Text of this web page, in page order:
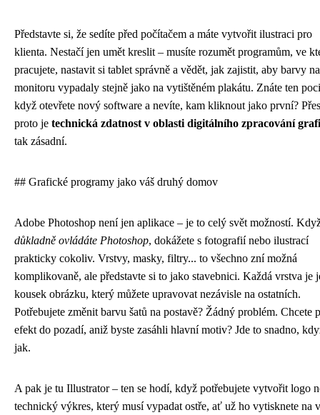
Představte si, že sedíte před počítačem a máte vytvořit ilustraci pro
klienta. Nestačí jen umět kreslit – musíte rozumět programům, ve
pracujete, nastavit si tablet správně a vědět, jak zajistit, aby barvy na
monitoru vypadaly stejně jako na vytištěném plakátu. Znáte ten
když otevřete nový software a nevíte, kam kliknout jako první?
proto je technická zdatnost v oblasti digitálního zpracování
tak zásadní.
## Grafické programy jako váš druhý domov
Adobe Photoshop není jen aplikace – je to celý svět možností.
důkladně ovládáte Photoshop, dokážete s fotografií nebo ilustrací
prakticky cokoliv. Vrstvy, masky, filtry... to všechno zní možná
komplikovaně, ale představte si to jako stavebnici. Každá vrstva je
kousek obrázku, který můžete upravovat nezávisle na ostatních.
Potřebujete změnit barvu šatů na postavě? Žádný problém. Chcete
efekt do pozadí, aniž byste zasáhli hlavní motiv? Jde to snadno,
jak.
A pak je tu Illustrator – ten se hodí, když potřebujete vytvořit logo
technický výkres, který musí vypadat ostře, ať už ho vytisknete na